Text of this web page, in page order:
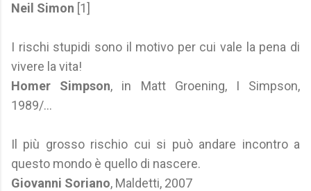
Neil Simon [1]
I rischi stupidi sono il motivo per cui vale la pena di
vivere la vita!
Homer Simpson, in Matt Groening, I Simpson,
1989/...
Il più grosso rischio cui si può andare incontro a
questo mondo è quello di nascere.
Giovanni Soriano, Maldetti, 2007